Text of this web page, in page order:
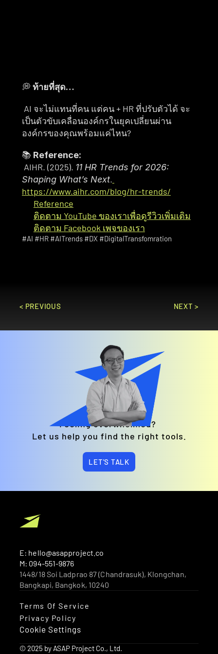
💭 ท้ายที่สุด…
AI จะไม่แทนที่คน แต่คน + HR ที่ปรับตัวได้ จะ
เป็นตัวขับเคลื่อนองค์กรในยุคเปลี่ยนผ่าน
องค์กรของคุณพร้อมแค่ไหน?
📚 Reference:
AIHR. (2025). 11 HR Trends for 2026:
Shaping What’s Next.
https://www.aihr.com/blog/hr-trends/
Reference
ติดตาม YouTube ของเราเพื่อดูรีวิวเพิ่มเติม
ติดตาม Facebook เพจของเรา
#AI #HR #AITrends #DX #DigitalTransfomration
< PREVIOUS NEXT >
Feeling overwhelmed?
Let us help you find the right tools.
LET'S TALK
E: hello@asapproject.co
M: 094-551-9876
1448/18 Soi Ladprao 87 (Chandrasuk), Klongchan,
Bangkapi, Bangkok, 10240
© 2025 by ASAP Project Co., Ltd.
Terms Of Service
Privacy Policy
Cookie Settings